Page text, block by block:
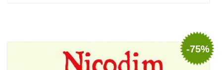
-75%